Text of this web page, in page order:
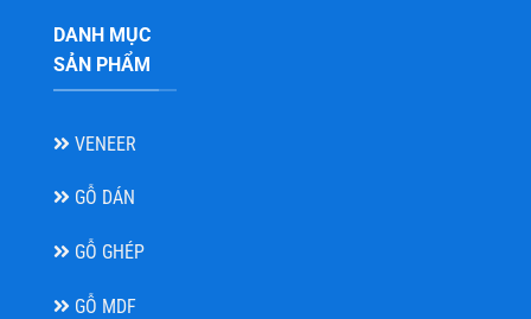
DANH MỤC
SẢN PHẨM
VENEER
GỖ DÁN
GỖ GHÉP
GỖ MDF